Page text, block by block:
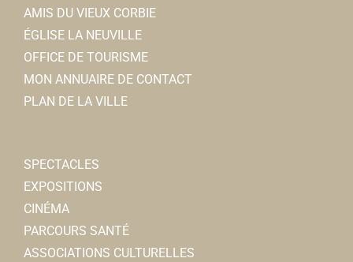
AMIS DU VIEUX CORBIE
ÉGLISE LA NEUVILLE
OFFICE DE TOURISME
MON ANNUAIRE DE CONTACT
PLAN DE LA VILLE
SPECTACLES
EXPOSITIONS
CINÉMA
PARCOURS SANTÉ
ASSOCIATIONS CULTURELLES